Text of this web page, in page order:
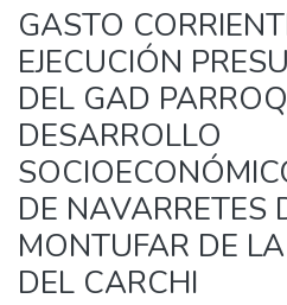
Estadísticas Externas
Manuales
GASTO
EJECUCIÓN
DEL GAD
DESARROLLO
DE NAVARRETES
MONTUFAR DE
DEL CARCHI